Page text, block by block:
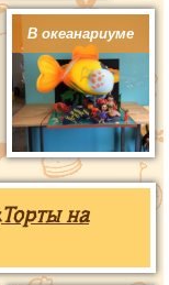
В океанариуме
Торты на